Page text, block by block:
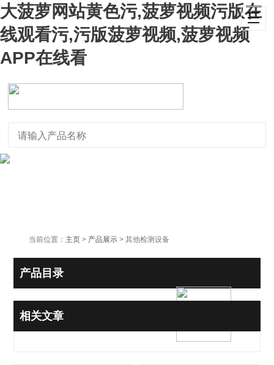
大菠萝网站黄色污,菠萝视频污版在
线观看污,污版菠萝视频,菠萝视频
APP在线看
当前位置： 主页 > 产品展示 > 其他检测设备
产品目录
相关文章